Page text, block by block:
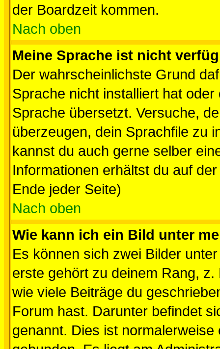
der Boardzeit kommen.
Nach oben
Meine Sprache ist nicht
Der wahrscheinlichste Grund
Sprache nicht installiert hat
Sprache übersetzt. Versuche,
überzeugen, dein Sprachfile zu
kannst du auch gerne selber
Informationen erhältst du auf
Ende jeder Seite)
Nach oben
Wie kann ich ein Bild unter
Es können sich zwei Bilder
erste gehört zu deinem Rang,
wie viele Beiträge du
Forum hast. Darunter befindet
genannt. Dies ist